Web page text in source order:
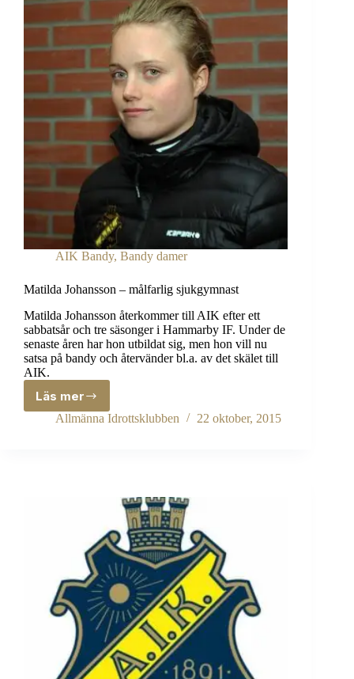
AIK Bandy, Bandy damer
Matilda Johansson – målfarlig sjukgymnast
Matilda Johansson återkommer till AIK efter ett
sabbatsår och tre säsonger i Hammarby IF. Under de
senaste åren har hon utbildat sig, men hon vill nu
satsa på bandy och återvänder bl.a. av det skälet till
AIK.
Läs merMatilda
Johansson
Allmänna Idrottsklubben 22 oktober, 2015